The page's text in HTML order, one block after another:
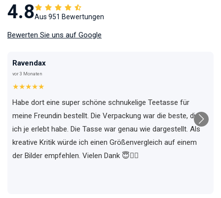
4.8Aus 951 Bewertungen
Bewerten Sie uns auf Google
Ravendax
vor 3 Monaten
★★★★★
Habe dort eine super schöne schnukelige Teetasse für
meine Freundin bestellt. Die Verpackung war die beste, die
ich je erlebt habe. Die Tasse war genau wie dargestellt. Als
kreative Kritik würde ich einen Größenvergleich auf einem
der Bilder empfehlen. Vielen Dank 😇✌🏼